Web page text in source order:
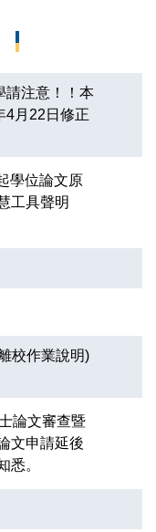
請注意！！本
4月22日修正
學位論文原
工具聲明
校作業說明)
論文審查暨
文申請延後
悉。